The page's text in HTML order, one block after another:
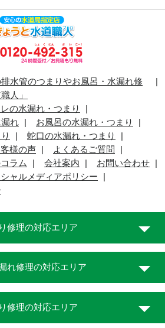
水管のつまりやお風呂・水漏れ修
人」
レの水漏れ・つまり
れ
お風呂の水漏れ・つまり
蛇口の水漏れ・つまり
様の声
よくあるご質問
ラム 会社案内
お問い合わせ
ャルメディアポリシー
修理の対応エリア
れ修理の対応エリア
修理の対応エリア